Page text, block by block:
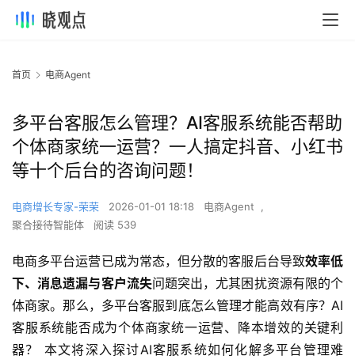
首页 电商Agent
多平台客服怎么管理？AI客服系统能否帮助
个体商家统一运营？一人搞定抖音、小红书
等十个后台的咨询问题！
电商增长专家-荣荣 2026-01-01 18:18 电商Agent
,
聚合接待智能体
阅读 539
电商多平台运营已成为常态，但分散的客服后台导致效率低
下、消息遗漏与客户流失问题突出，尤其困扰资源有限的个
体商家。那么，多平台客服到底怎么管理才能高效有序？AI
客服系统能否成为个体商家统一运营、降本增效的关键利
器？ 本文将深入探讨AI客服系统如何化解多平台管理难